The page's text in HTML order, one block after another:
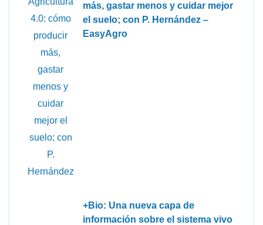
más, gastar menos y cuidar mejor
el suelo; con P. Hernández –
EasyAgro
+Bio: Una nueva capa de
información sobre el sistema vivo